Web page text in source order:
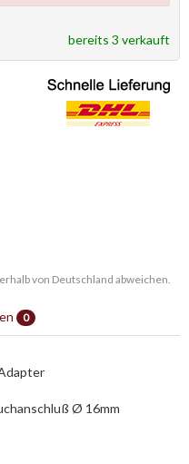
bereits 3 verkauft
von Deutschland abweichen.
0
Ø 16mm